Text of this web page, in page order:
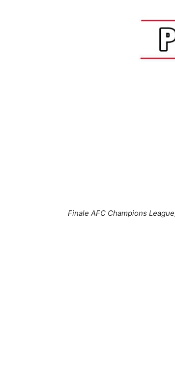
Finale AFC Champions